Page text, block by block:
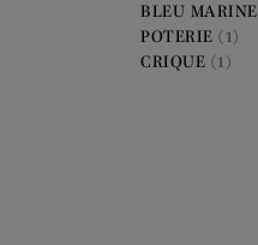
BLEU MARINE
POTERIE (1)
CRIQUE (1)